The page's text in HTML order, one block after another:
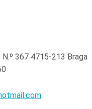
N.º 367 4715-213 Braga